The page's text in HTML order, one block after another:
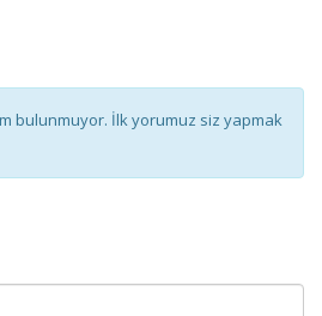
bulunmuyor. İlk yorumuz siz yapmak